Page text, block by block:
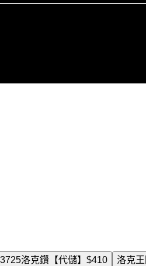
洛克鑽【代儲】 $410 洛克王